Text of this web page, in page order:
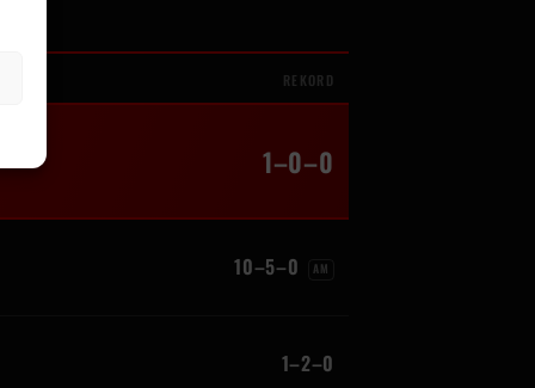
REKORD
1–0–0
10–5–0 AM
1–2–0